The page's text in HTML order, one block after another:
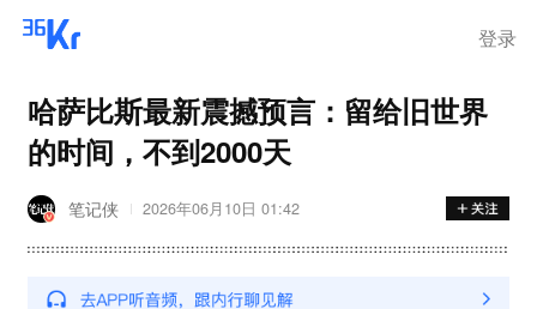
登录
哈萨比斯最新震撼预言：留给旧世界
的时间，不到2000天
笔记侠 2026年06月10日 01:42